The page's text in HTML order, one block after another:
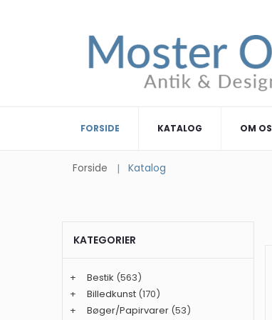
FORSIDE KATALOG OM OS
Forside Katalog
KATEGORIER
+ Bestik (563)
+
Billedkunst (170)
+
Bøger/Papirvarer (53)